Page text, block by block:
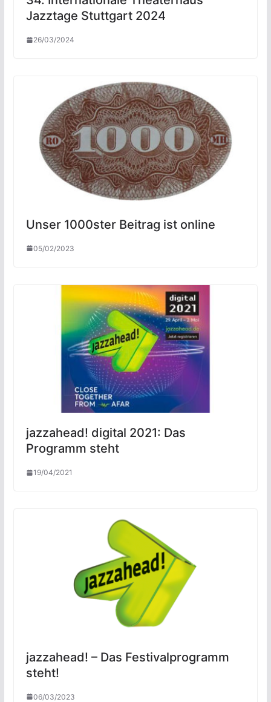
Jazztage Stuttgart 2024
26/03/2024
Unser 1000ster Beitrag ist online
05/02/2023
jazzahead! digital 2021: Das
Programm steht
19/04/2021
jazzahead! – Das Festivalprogramm
steht!
06/03/2023